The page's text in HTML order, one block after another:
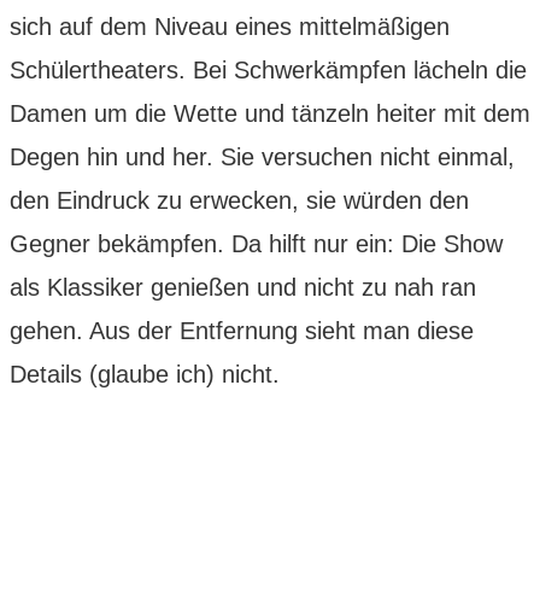
sich auf dem Niveau eines mittelmäßigen
Schülertheaters. Bei Schwerkämpfen lächeln die
Damen um die Wette und tänzeln heiter mit dem
Degen hin und her. Sie versuchen nicht einmal,
den Eindruck zu erwecken, sie würden den
Gegner bekämpfen. Da hilft nur ein: Die Show
als Klassiker genießen und nicht zu nah ran
gehen. Aus der Entfernung sieht man diese
Details (glaube ich) nicht.